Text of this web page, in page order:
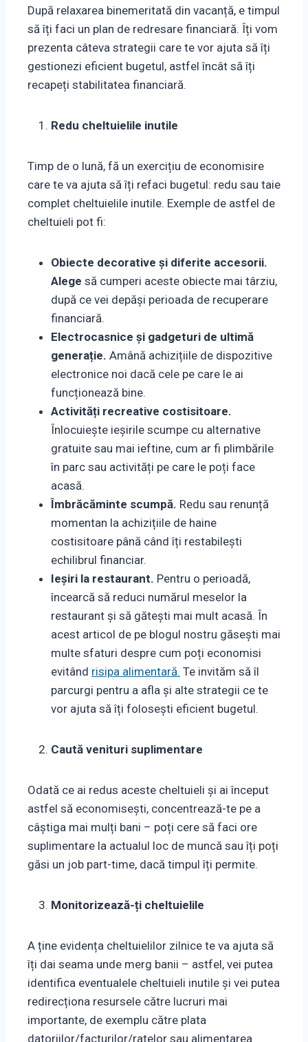
După relaxarea binemeritată din vacanță, e timpul
să îți faci un plan de redresare financiară. Îți vom
prezenta câteva strategii care te vor ajuta să îți
gestionezi eficient bugetul, astfel încât să îți
recapeți stabilitatea financiară.
Redu cheltuielile inutile
Timp de o lună, fă un exercițiu de economisire
care te va ajuta să îți refaci bugetul: redu sau taie
complet cheltuielile inutile. Exemple de astfel de
cheltuieli pot fi:
Obiecte decorative și diferite accesorii.
Alege să cumperi aceste obiecte mai târziu,
după ce vei depăși perioada de recuperare
financiară.
Electrocasnice și gadgeturi de ultimă
generație. Amână achizițiile de dispozitive
electronice noi dacă cele pe care le ai
funcționează bine.
Activități recreative costisitoare.
Înlocuiește ieșirile scumpe cu alternative
gratuite sau mai ieftine, cum ar fi plimbările
în parc sau activități pe care le poți face
acasă.
Îmbrăcăminte scumpă. Redu sau renunță
momentan la achizițiile de haine
costisitoare până când îți restabilești
echilibrul financiar.
Ieșiri la restaurant. Pentru o perioadă,
încearcă să reduci numărul meselor la
restaurant și să gătești mai mult acasă. În
acest articol de pe blogul nostru găsești mai
multe sfaturi despre cum poți economisi
evitând risipa alimentară. Te invităm să îl
parcurgi pentru a afla și alte strategii ce te
vor ajuta să îți folosești eficient bugetul.
Caută venituri suplimentare
Odată ce ai redus aceste cheltuieli și ai început
astfel să economisești, concentrează-te pe a
câștiga mai mulți bani – poți cere să faci ore
suplimentare la actualul loc de muncă sau îți poți
găsi un job part-time, dacă timpul îți permite.
Monitorizează-ți cheltuielile
A ține evidența cheltuielilor zilnice te va ajuta să
îți dai seama unde merg banii – astfel, vei putea
identifica eventualele cheltuieli inutile și vei putea
redirecționa resursele către lucruri mai
importante, de exemplu către plata
datoriilor/facturilor/ratelor sau alimentarea